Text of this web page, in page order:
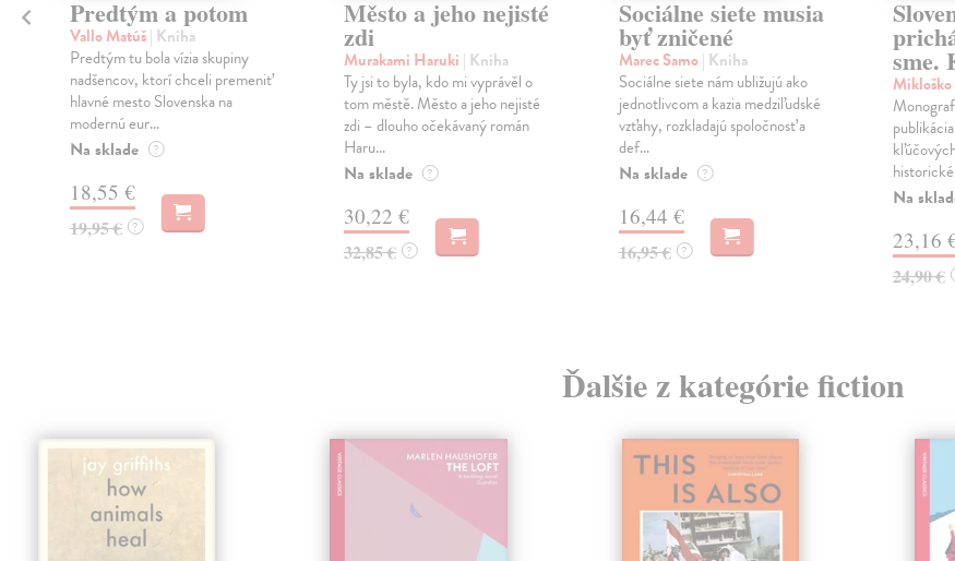
Predtým a potom
Vallo Matúš| Kniha
Predtým tu bola vízia skupiny
nadšencov, ktorí chceli premeniť
hlavné mesto Slovenska na
modernú eur...
Na sklade ?
18,55 €
19,95 € ?
Město a jeho nejisté
zdi
Murakami Haruki | Kniha
Ty jsi to byla, kdo mi vyprávěl o
tom městě. Město a jeho nejisté
zdi – dlouho očekávaný román
Haru...
Na sklade ?
30,22 €
32,85 € ?
Sociálne siete musia
byť zničené
Marec Samo| Kniha
Sociálne siete nám ubližujú ako
jednotlivcom a kazia medziľudské
vzťahy, rozkladajú spoločnosť a
def...
Na sklade ?
16,44 €
16,95 € ?
sme.
Na
23,16
24,90 €
Ďalšie z kategórie fiction